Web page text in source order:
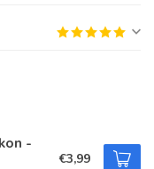
-
€3,99